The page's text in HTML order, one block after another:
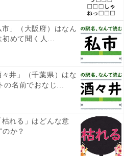
市」（大阪府）はなん
めて聞く人...
々井」（千葉県）はな
の名前でおなじ...
枯れる」はどんな意
か？